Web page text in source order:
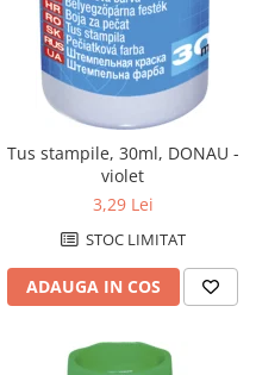
Tus stampile, 30ml, DONAU -
violet
3,29 Lei
STOC LIMITAT
ADAUGA IN COS